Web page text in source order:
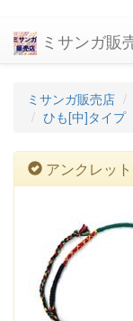
ミサンガ販
ミサンガ販売店
ひも[中]タイプ
アンクレッ